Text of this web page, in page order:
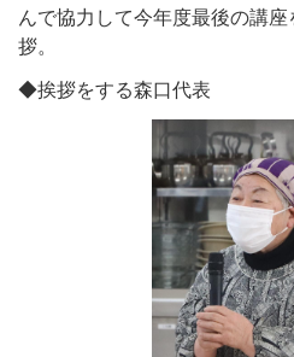
んで協力して今年度最後の講
拶。
◆挨拶をする森口代表